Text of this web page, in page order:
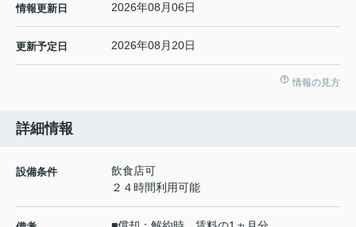
情報更新日 2026年08月06日
更新予定日 2026年08月20日
情報の見方
詳細情報
設備条件
飲食店可
２４時間利用可能